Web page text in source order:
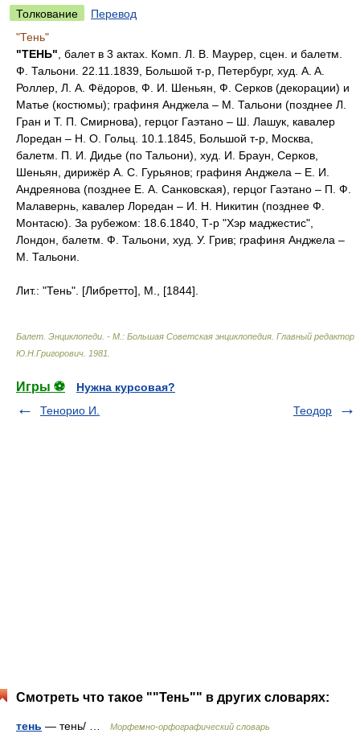
Толкование
Перевод
"Тень"
"ТЕНЬ" , балет в 3 актах. Комп. Л. В. Маурер, сцен. и балетм.
Ф. Тальони. 22.11.1839, Большой т-р, Петербург, худ. A. A.
Роллер, Л. А. Фёдоров, Ф. И. Шеньян, Ф. Серков (декорации) и
Матье (костюмы); графиня Анджела – М. Тальони (позднее Л.
Гран и Т. П. Смирнова), герцог Гаэтано – Ш. Лашук, кавалер
Лоредан – Н. О. Гольц. 10.1.1845, Большой т-р, Москва,
балетм. П. И. Дидье (по Тальони), худ. И. Браун, Серков,
Шеньян, дирижёр A. C. Гурьянов; графиня Анджела – Е. И.
Андреянова (позднее Е. А. Санковская), герцог Гаэтано – П. Ф.
Малавернь, кавалер Лоредан – И. Н. Никитин (позднее Ф.
Монтасю). За рубежом: 18.6.1840, Т-р "Хэр маджестис",
Лондон, балетм. Ф. Тальони, худ. У. Грив; графиня Анджела –
М. Тальони.
Лит.: "Тень". [Либретто], M., [1844].
Балет. Энциклопеди. - М.: Большая Советская энциклопедия Главный редактор
Ю.Н.Григорович 1981
Игры ⚽
Нужна курсовая?
Тенорио И.
Теодор
Смотреть что такое ""Тень"" в других словарях:
тень — тень/ … Морфемно-орфографический словарь